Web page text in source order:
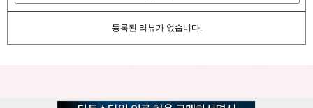
등록된 리뷰가 없습니다.